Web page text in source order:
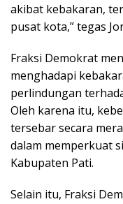
akibat kebakaran,
pusat kota,” tegas
Fraksi Demokrat
menghadapi
perlindungan
Oleh karena itu,
tersebar secara
dalam memperkuat
Kabupaten Pati.
Selain itu, Fraksi